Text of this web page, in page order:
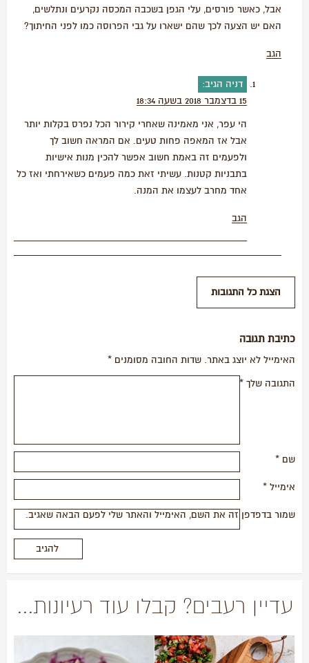
אבל, כאשר פורסים, עלי הגפן בשכבה המכסה נקרעים ונתלשים,
האם יש הצעה לכך שהם ישארו על גבי הפרוסה כמו לפני החיתוך?
הגב
דניה
הגיב:
15 בדצמבר 2018 בשעה 18:34
הי עפר, אני מאמינה שאחרי קירור הכל נפרס בקלות יותר
אבל אז המאפה פחות טעים. אם המראה חשוב לך
ולפעמים זה באמת חשוב אפשר להכין מנות אישיות
בתבניות קטנות. עשיתי זאת כמה פעמים כשאירחתי ואז כל
אחד מחרב לעצמו את המנה.
הגב
כתיבת תגובה
האימייל לא יוצג באתר. שדות החובה מסומנים *
התגובה שלך *
שם *
אימייל *
שמור בדפדפן זה את השם, האימייל והאתר שלי לפעם הבאה שאגיב.
עדיין רעבים? קבלו עוד רעיונות...